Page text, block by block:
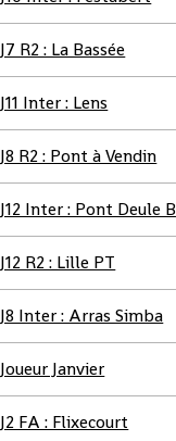
J7 R2 : La Bassée
J11 Inter : Lens
J8 R2 : Pont à Vendin
J12 Inter : Pont Deule B
J12 R2 : Lille PT
J8 Inter : Arras Simba
Joueur Janvier
J2 FA : Flixecourt